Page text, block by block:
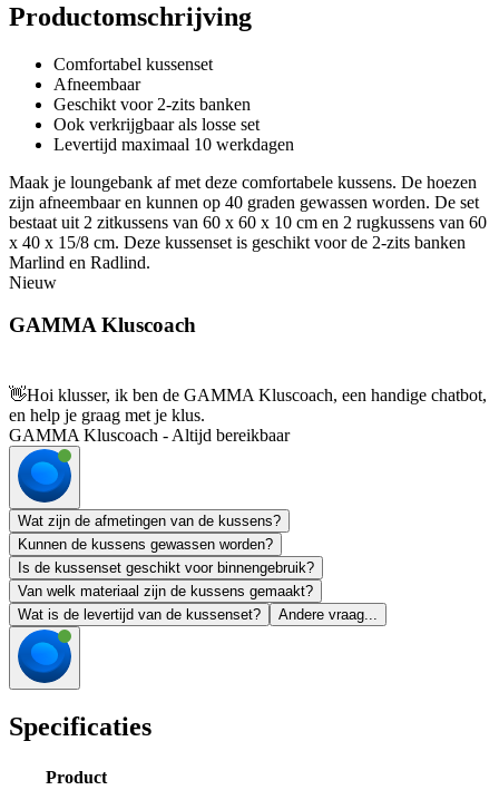
Productomschrijving
Comfortabel kussenset
Afneembaar
Geschikt voor 2-zits banken
Ook verkrijgbaar als losse set
Levertijd maximaal 10 werkdagen
Maak je loungebank af met deze comfortabele kussens. De hoezen
zijn afneembaar en kunnen op 40 graden gewassen worden. De set
bestaat uit 2 zitkussens van 60 x 60 x 10 cm en 2 rugkussens van 60
x 40 x 15/8 cm. Deze kussenset is geschikt voor de 2-zits banken
Marlind en Radlind.
Nieuw
GAMMA Kluscoach
👋Hoi klusser, ik ben de GAMMA Kluscoach, een handige chatbot,
en help je graag met je klus.
GAMMA Kluscoach - Altijd bereikbaar
Wat zijn de afmetingen van de kussens?
Kunnen de kussens gewassen worden?
Is de kussenset geschikt voor binnengebruik?
Van welk materiaal zijn de kussens gemaakt?
Wat is de levertijd van de kussenset?
Andere vraag...
Specificaties
Product